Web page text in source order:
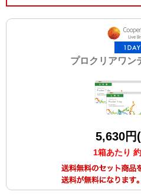
プロクリアワン
5,630円
1箱あたり